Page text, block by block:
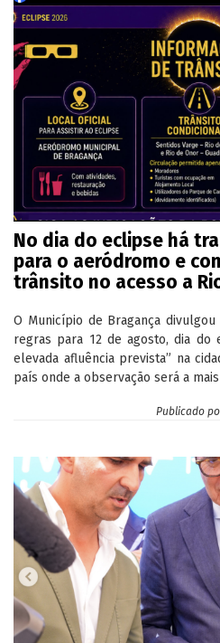
No dia do eclipse há
para o aeródromo e
trânsito no acesso a
O Município de Bragança
regras para 12 de agosto, dia do
elevada afluência prevista” na
país onde a observação será a
Publicado